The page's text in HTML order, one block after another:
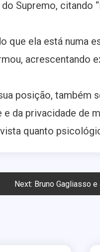
Supremo, citando
que ela está numa
acrescentando
posição, também
da privacidade de
quanto
Next: Bruno Gagliasso